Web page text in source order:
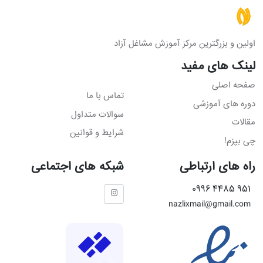
اولین و بزرگترین مرکز آموزش مشاغل آزاد
لینک های مفید
صفحه اصلی
دوره های آموزشی
مقالات
چی بپزم!
تماس با ما
سوالات متداول
شرایط و قوانین
راه های ارتباطی
951 4485 0996
nazlixmail@gmail.com
شبکه های اجتماعی